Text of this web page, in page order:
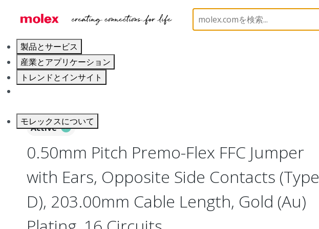
製品とサービス
産業とアプリケーション
トレンドとインサイト
モレックスについて
Flat-Flexible Cable (FFC) 17331 173312816
Active
0.50mm Pitch Premo-Flex FFC Jumper
with Ears, Opposite Side Contacts (Type
D), 203.00mm Cable Length, Gold (Au)